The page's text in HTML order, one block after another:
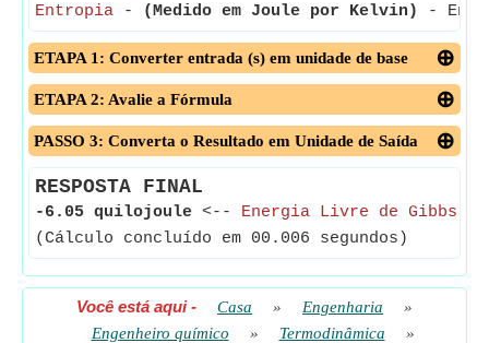
Entropia - (Medido em Joule por Kelvin) -
ETAPA 1: Converter entrada (s) em unidade de base
ETAPA 2: Avalie a Fórmula
PASSO 3: Converta o Resultado em Unidade de Saída
RESPOSTA FINAL
-6.05 quilojoule <-- Energia Livre de Gibbs
(Cálculo concluído em 00.006 segundos)
Você está aqui- Casa » Engenharia
»
Engenheiro químico
» Termodinâmica
»